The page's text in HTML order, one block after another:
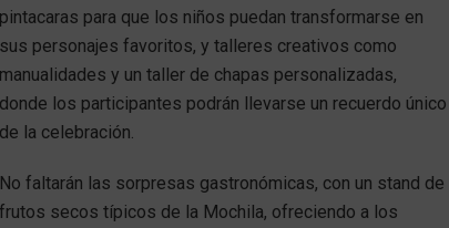
pintacaras para que los niños puedan transformarse en
sus personajes favoritos, y talleres creativos como
manualidades y un taller de chapas personalizadas,
donde los participantes podrán llevarse un recuerdo único
de la celebración.
No faltarán las sorpresas gastronómicas, con un stand de
frutos secos típicos de la Mochila, ofreciendo a los